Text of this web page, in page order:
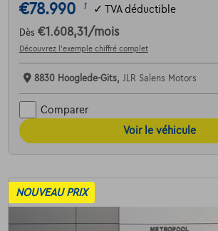
€78.990 1 ✓ TVA déductible
Dès €1.608,31 /mois
Découvrez l’exemple chiffré complet
8830 Hooglede-Gits, JLR Salens Motors
Comparer
Voir le véhicule
NOUVEAU PRIX